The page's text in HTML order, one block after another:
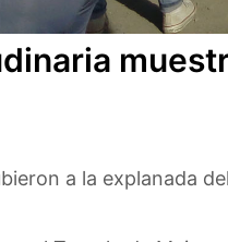
a la explanada